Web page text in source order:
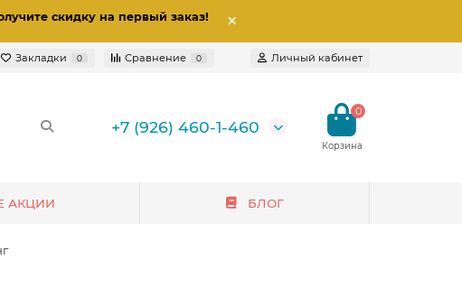
скидку на первый заказ!
Закладки 0 Сравнение 0 Личный кабинет
+7 (926) 460-1-460
0
АКЦИИ БЛОГ